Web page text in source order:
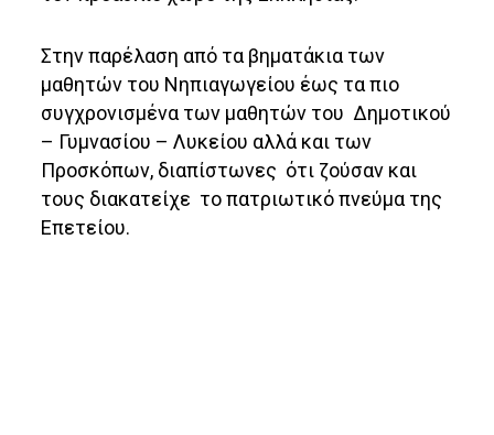
Στην παρέλαση από τα βηματάκια των
μαθητών του Νηπιαγωγείου έως τα πιο
συγχρονισμένα των μαθητών του Δημοτικού
– Γυμνασίου – Λυκείου αλλά και των
Προσκόπων, διαπίστωνες ότι ζούσαν και
τους διακατείχε το πατριωτικό πνεύμα της
Επετείου.